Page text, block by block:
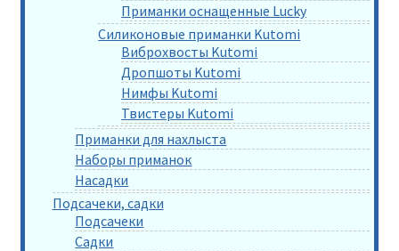
Приманки оснащенные Lucky
Силиконовые приманки Kutomi
Виброхвосты Kutomi
Дропшоты Kutomi
Нимфы Kutomi
Твистеры Kutomi
Приманки для нахлыста
Наборы приманок
Насадки
Подсачеки, садки
Подсачеки
Садки